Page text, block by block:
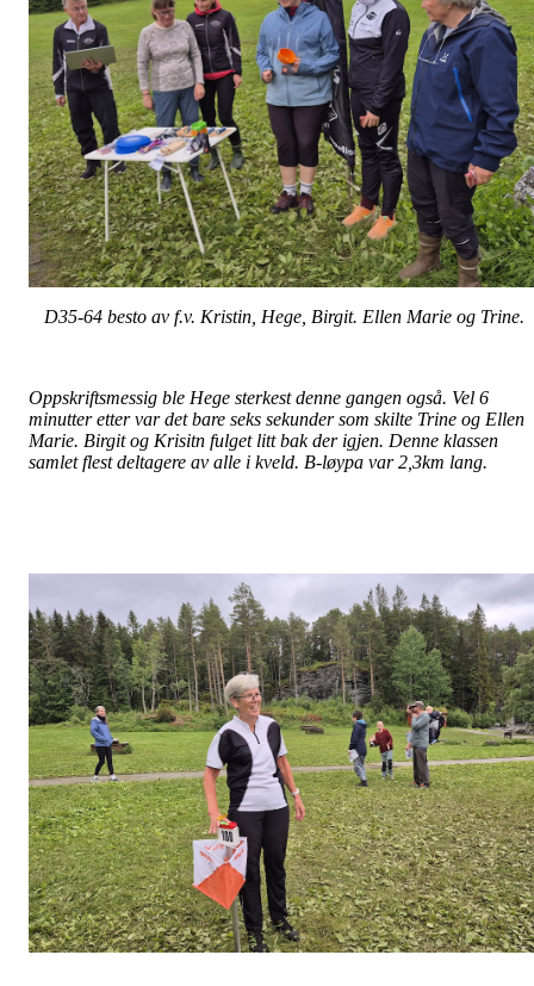
D35-64 besto av f.v. Kristin, Hege, Birgit. Ellen Marie og Trine.
Oppskriftsmessig ble Hege sterkest denne gangen også. Vel 6
minutter etter var det bare seks sekunder som skilte Trine og Ellen
Marie. Birgit og Krisitn fulget litt bak der igjen. Denne klassen
samlet flest deltagere av alle i kveld. B-løypa var 2,3km lang.